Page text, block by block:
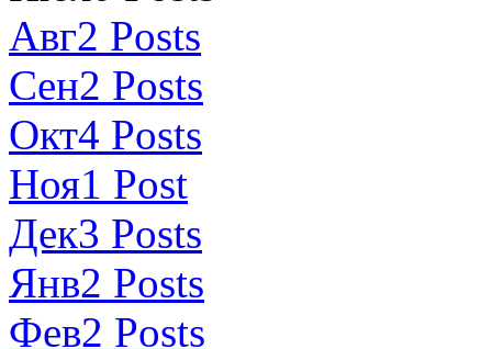
Авг2 Posts
Сен2 Posts
Окт4 Posts
Ноя1 Post
Дек3 Posts
Янв2 Posts
Фев2 Posts